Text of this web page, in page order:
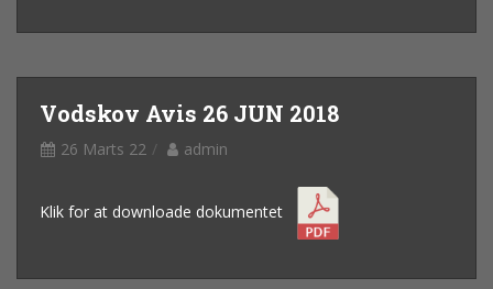
Vodskov Avis 26 JUN 2018
26 Marts 22 admin
Klik for at downloade dokumentet